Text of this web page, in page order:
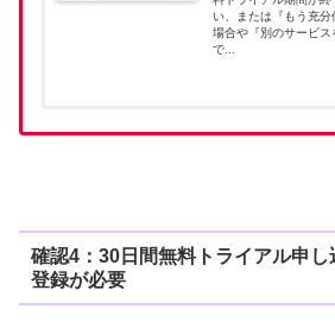
い、または『もう充分
場合や『別のサービ
で...
確認4：30日間無料トライアル申
登録が必要